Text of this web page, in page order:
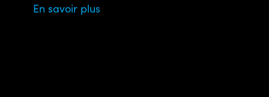
En savoir plus